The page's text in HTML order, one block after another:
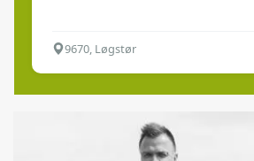
9670, Løgstør